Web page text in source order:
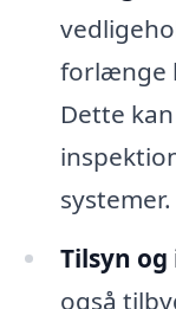
forlænge
Dette
systemer.
Tilsyn
også